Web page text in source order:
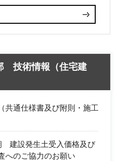
技術情報（住宅建
共通仕様書及び附則・施工
建設発生土受入価格及び
へのご協力のお願い